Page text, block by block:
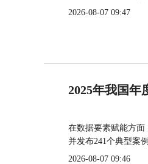
2026-08-07 09:47
2025年我国年
在数据要素赋能方面
并发布241个典型案例
2026-08-07 09:46